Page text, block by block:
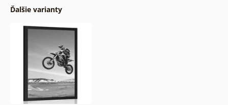
Ďalšie varianty